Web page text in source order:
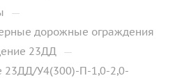
—
дорожные ограждения
23ДД —
23ДД/У4(300)-П-1,0-2,0-